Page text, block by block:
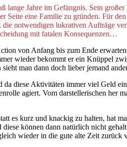
Der
Einzelgänger
lange Jahre im Gefängnis. Sein
Seite eine Familie zu gründen. Für
notwendigen lukrativen Aufträge
mit fatalen Konsequenzen…
von Anfang bis zum Ende
wieder bekommt er ein Knüppel
man dann doch lieber jemand
diese Aktivitäten immer viel Geld
agiert. Vom darstellerischen her
es kurz und knackig zu halten, hat
können dann natürlich nicht
wieder in die gute alte Zeit zurück